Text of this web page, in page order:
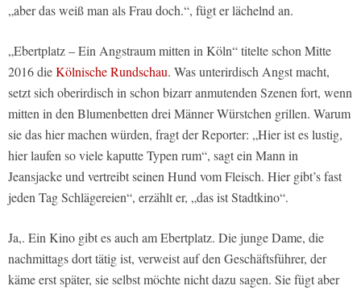
„aber das weiß man als Frau doch.“, fügt er lächelnd an.
„Ebertplatz – Ein Angstraum mitten in Köln“ titelte schon Mitte
2016 dieKölnische Rundschau. Was unterirdisch Angst macht,
setzt sich oberirdisch in schon bizarr anmutenden Szenen fort, wenn
mitten in den Blumenbetten drei Männer Würstchen grillen. Warum
sie das hier machen würden, fragt der Reporter: „Hier ist es lustig,
hier laufen so viele kaputte Typen rum“, sagt ein Mann in
Jeansjacke und vertreibt seinen Hund vom Fleisch. Hier gibt’s fast
jeden Tag Schlägereien“, erzählt er, „das ist Stadtkino“.
Ja,. Ein Kino gibt es auch am Ebertplatz. Die junge Dame, die
nachmittags dort tätig ist, verweist auf den Geschäftsführer, der
käme erst später, sie selbst möchte nicht dazu sagen. Sie fügt aber